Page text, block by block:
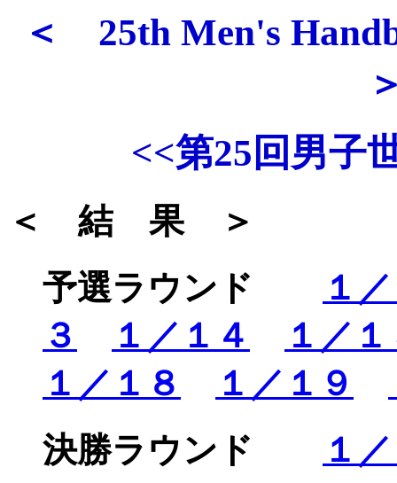
＜ 25th Men's
<<第25回男子
＜ 結 果 ＞
予選ラウンド
１
３
１／１４
１／
１／１８
１／１９
決勝ラウンド
１